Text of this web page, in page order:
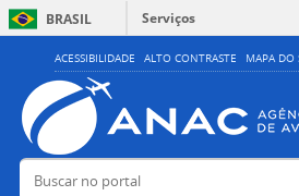
ACESSIBILIDADE ALTO CONTRASTE MAPA DO
BRASIL
Serviços
Buscar no portal